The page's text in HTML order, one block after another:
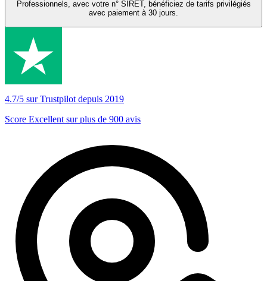
Professionnels, avec votre n° SIRET, bénéficiez de tarifs privilégiés
avec paiement à 30 jours.
4.7/5 sur Trustpilot depuis 2019
Score Excellent sur plus de 900 avis